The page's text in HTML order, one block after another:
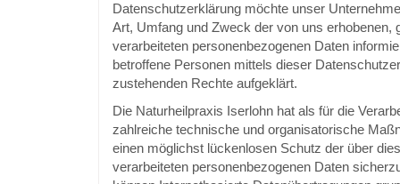
Datenschutzerklärung möchte unser
Art, Umfang und Zweck der von uns erhobenen,
verarbeiteten personenbezogenen Daten
betroffene Personen mittels dieser
zustehenden Rechte aufgeklärt.
Die Naturheilpraxis Iserlohn hat als für die
zahlreiche technische und organisatorische
einen möglichst lückenlosen Schutz der über
verarbeiteten personenbezogenen Daten